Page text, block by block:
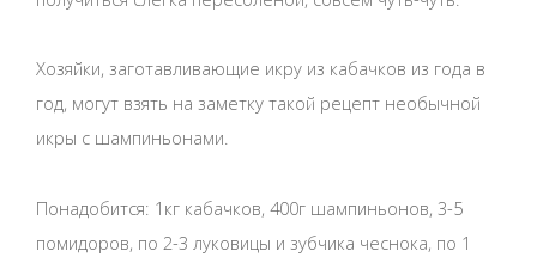
Хозяйки, заготавливающие икру из кабачков из года в
год, могут взять на заметку такой рецепт необычной
икры с шампиньонами.
Понадобится: 1кг кабачков, 400г шампиньонов, 3-5
помидоров, по 2-3 луковицы и зубчика чеснока, по 1